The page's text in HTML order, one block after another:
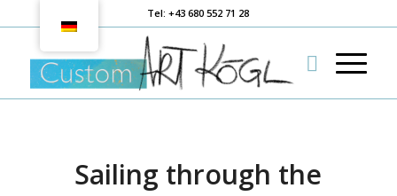
Tel: +43 680 552 71 28
Sailing through the